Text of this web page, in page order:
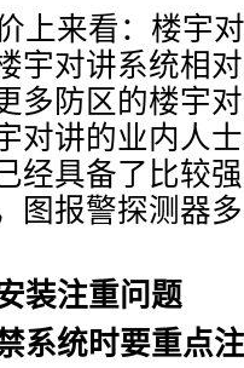
上来看：楼宇
宇对讲系统相
多防区的楼宇
对讲的业内人
经具备了比较
图报警探测器
装注重问题
系统时要重点